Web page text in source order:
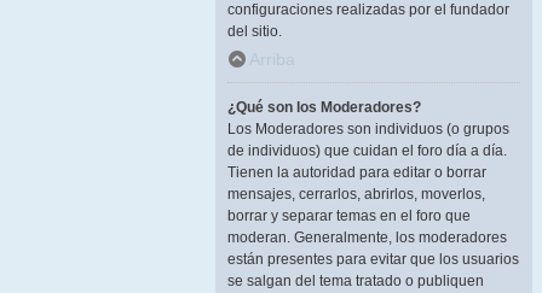
configuraciones realizadas por el fundador
del sitio.
Arriba
¿Qué son los Moderadores?
Los Moderadores son individuos (o grupos
de individuos) que cuidan el foro día a día.
Tienen la autoridad para editar o borrar
mensajes, cerrarlos, abrirlos, moverlos,
borrar y separar temas en el foro que
moderan. Generalmente, los moderadores
están presentes para evitar que los usuarios
se salgan del tema tratado o publiquen